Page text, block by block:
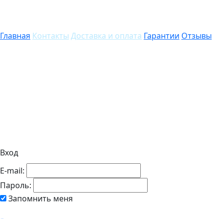
Главная Контакты Доставка и оплата Гарантии Отзывы
Вход
E-mail:
Пароль:
Запомнить меня